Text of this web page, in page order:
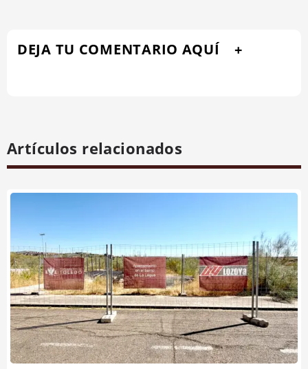
DEJA TU COMENTARIO AQUÍ
Artículos relacionados